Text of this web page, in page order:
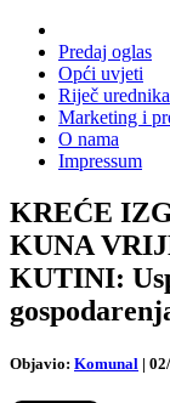
Predaj oglas
Opći uvjeti
Riječ urednika
Marketing i
O nama
Impressum
KREĆE
KUNA
KUTINI:
Objavio: Komunal |